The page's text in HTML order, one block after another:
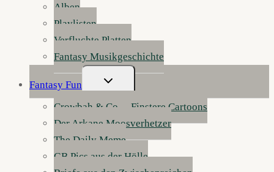
Alben
Playlisten
Verfluchte Platten
Fantasy Musikgeschichte
Fantasy Fun
Untermenü
Umschalten
Crowbah & Co. – Finstere Cartoons
Der Arkane Moosverhetzer
The Daily Meme
GB Pics aus der Hölle